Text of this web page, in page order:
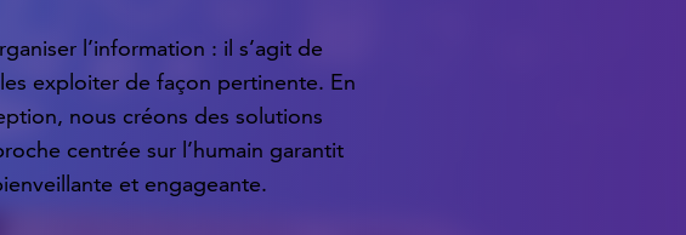
l’information : il s’agit de
exploiter de façon pertinente. En
nous créons des solutions
centrée sur l’humain garantit
et engageante.